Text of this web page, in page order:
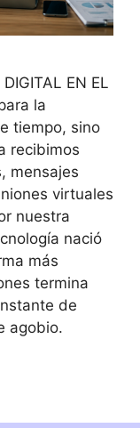
EN EL
la
tiempo, sino
recibimos
mensajes
virtuales
nuestra
nació
más
termina
de
agobio.